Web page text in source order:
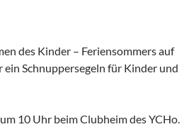
des Kinder – Feriensommers auf
Schnuppersegeln für Kinder und
10 Uhr beim Clubheim des YCHo.